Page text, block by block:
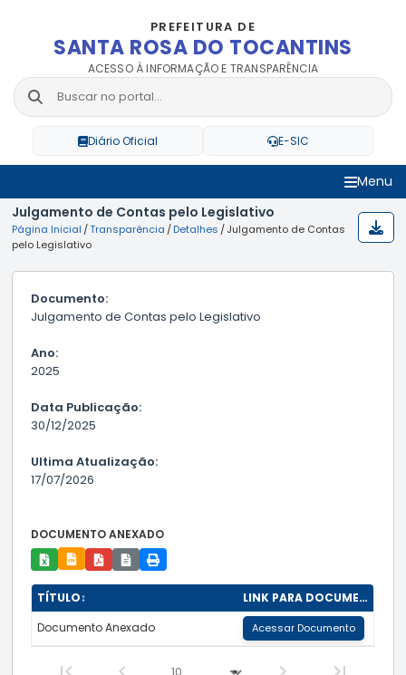
PREFEITURA DE
SANTA ROSA DO TOCANTINS
ACESSO À INFORMAÇÃO E TRANSPARÊNCIA
Diário Oficial E-SIC
Menu
Julgamento de Contas pelo Legislativo
Página Inicial /Transparência /Detalhes /Julgamento de Contas
pelo Legislativo
Documento:
Julgamento de Contas pelo Legislativo
Ano:
2025
Data Publicação:
30/12/2025
Ultima Atualização:
17/07/2026
DOCUMENTO ANEXADO
TÍTULO↕
LINK PARA DOCUMENTO
Documento Anexado
Acessar Documento